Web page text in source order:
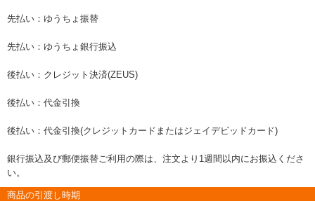
先払い：ゆうちょ振替
先払い：ゆうちょ銀行振込
後払い：クレジット決済(ZEUS)
後払い：代金引換
後払い：代金引換(クレジットカードまたはジェイデビッドカード)
銀行振込及び郵便振替ご利用の際は、注文より1週間以内にお振込くださ
い。
商品の引渡し時期